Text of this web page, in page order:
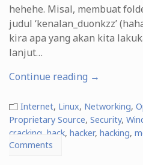
hehehe. Misal, membuat
judul ‘kenalan_duonkzz’
kira apa yang akan kita
lanjut…
Continue reading “Hacking
Vista,
Windows
7,
→
Internet, Linux, Networking,
Proprietary Source, Security,
cracking hack, hacker, hacking,
Comments